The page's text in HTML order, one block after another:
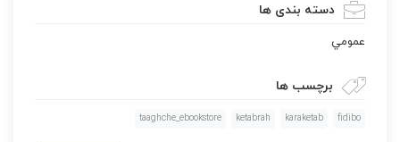
دسته بندی ها
عمومي
برچسب ها
fidibo
karaketab
ketabrah
taaghche_ebookstore